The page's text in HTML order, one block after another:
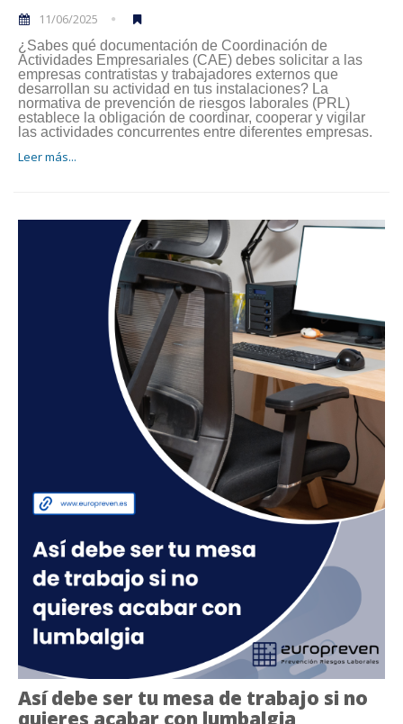
11/06/2025
¿Sabes qué documentación de Coordinación de
Actividades Empresariales (CAE) debes solicitar a las
empresas contratistas y trabajadores externos que
desarrollan su actividad en tus instalaciones? La
normativa de prevención de riesgos laborales (PRL)
establece la obligación de coordinar, cooperar y vigilar
las actividades concurrentes entre diferentes empresas.
Leer más...
Así debe ser tu mesa de trabajo si no
quieres acabar con lumbalgia